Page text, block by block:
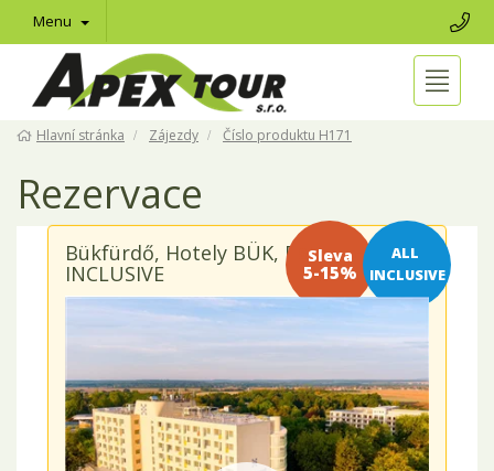
Menu
Hlavní stránka Zájezdy Číslo produktu H171
Rezervace
Sleva 5-
15%
ALL
INCLUSIVE
Bükfürdő, Hotely BÜK, Répce - ALL
INCLUSIVE